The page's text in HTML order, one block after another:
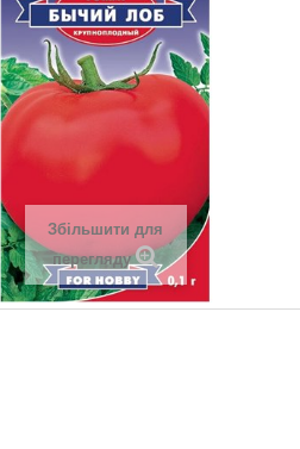
Збільшити для
перегляду